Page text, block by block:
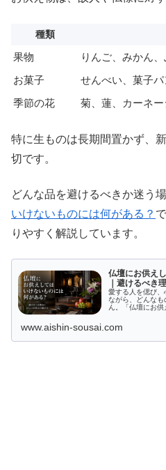
種類
果物
りんご、みかん
お菓子
せんべい、菓子
季節の花
菊、蓮、カーネ
特に生ものは長期間置かず、
切です。
どんな品を避けるべきか迷う場
いけないものには何がある？
りやすく解説しています。
仏壇にお供え
｜避けるべき
愛する人を偲び、
ながら、どんな
ん。「仏壇にお供
www.aishin-sousai.com